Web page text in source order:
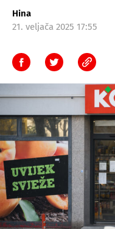
Hina
21. veljača 2025 17:55